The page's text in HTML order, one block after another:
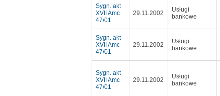
Sygn. akt
XVII Amc
47/01
29.11.2002
Usługi
bankowe
Sygn. akt
XVII Amc
47/01
29.11.2002
Usługi
bankowe
Sygn. akt
XVII Amc
47/01
29.11.2002
Usługi
bankowe